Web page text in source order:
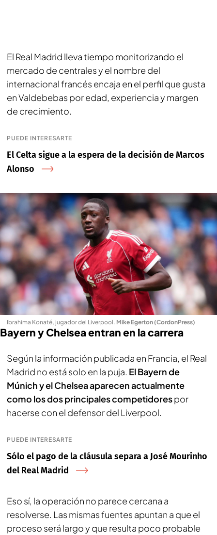
El Real Madrid lleva tiempo monitorizando el
mercado de centrales y el nombre del
internacional francés encaja en el perfil que gusta
en Valdebebas por edad, experiencia y margen
de crecimiento.
PUEDE INTERESARTE
El Celta sigue a la espera de la decisión de Marcos
Alonso
Ibrahima Konaté, jugador del Liverpool. Mike Egerton (CordonPress)
Bayern y Chelsea entran en la carrera
Según la información publicada en Francia, el Real
Madrid no está solo en la puja. El Bayern de
Múnich y el Chelsea aparecen actualmente
como los dos principales competidorespor
hacerse con el defensor del Liverpool.
PUEDE INTERESARTE
Sólo el pago de la cláusula separa a José Mourinho
del Real Madrid
Eso sí, la operación no parece cercana a
resolverse. Las mismas fuentes apuntan a que el
proceso será largo y que resulta poco probable